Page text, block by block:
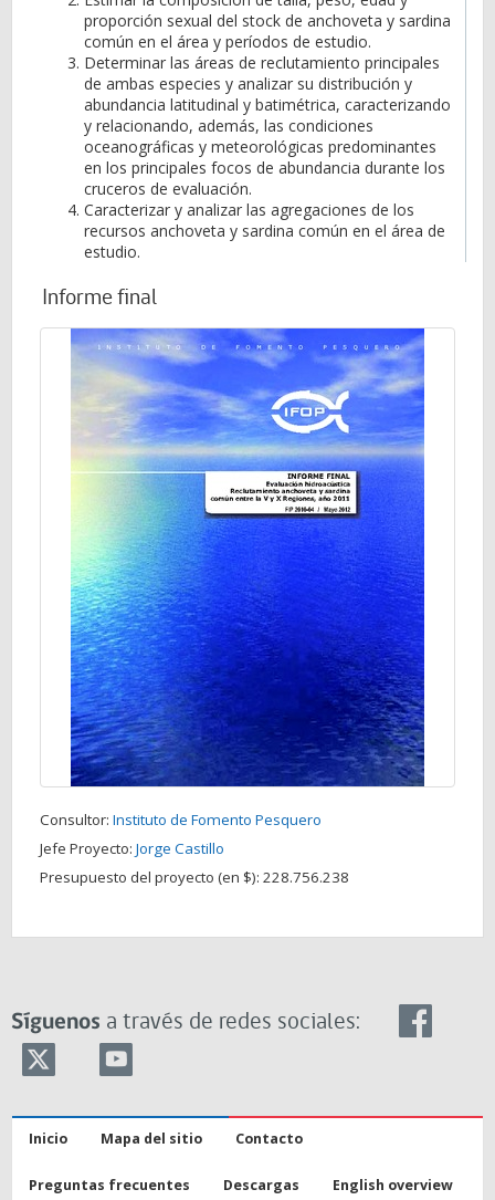
proporción sexual del stock de anchoveta y sardina
común en el área y períodos de estudio.
Determinar las áreas de reclutamiento principales
de ambas especies y analizar su distribución y
abundancia latitudinal y batimétrica, caracterizando
y relacionando, además, las condiciones
oceanográficas y meteorológicas predominantes
en los principales focos de abundancia durante los
cruceros de evaluación.
Caracterizar y analizar las agregaciones de los
recursos anchoveta y sardina común en el área de
estudio.
Informe final
Consultor: Instituto de Fomento Pesquero
Jefe Proyecto: Jorge Castillo
Presupuesto del proyecto (en $): 228.756.238
Síguenos a través de redes sociales:
Inicio Mapa del sitio Contacto
Preguntas frecuentes Descargas English overview